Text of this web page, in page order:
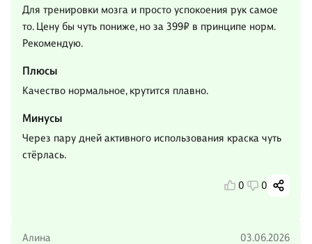
Для тренировки мозга и просто успокоения рук самое
то. Цену бы чуть пониже, но за 399₽ в принципе норм.
Рекомендую.
Плюсы
Качество нормальное, крутится плавно.
Минусы
Через пару дней активного использования краска чуть
стёрлась.
0 0
Алина 03.06.2026